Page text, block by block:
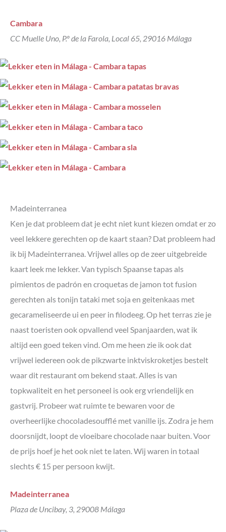
Cambara
CC Muelle Uno, P.º de la Farola, Local 65, 29016 Málaga
Madeinterranea
Ken je dat probleem dat je echt niet kunt kiezen omdat er zo
veel lekkere gerechten op de kaart staan? Dat probleem had
ik bij Madeinterranea. Vrijwel alles op de zeer uitgebreide
kaart leek me lekker. Van typisch Spaanse tapas als
pimientos de padrón en croquetas de jamon tot fusion
gerechten als tonijn tataki met soja en geitenkaas met
gecarameliseerde ui en peer in filodeeg. Op het terras zie je
naast toeristen ook opvallend veel Spanjaarden, wat ik
altijd een goed teken vind. Om me heen zie ik ook dat
vrijwel iedereen ook de pikzwarte inktviskroketjes bestelt
waar dit restaurant om bekend staat. Alles is van
topkwaliteit en het personeel is ook erg vriendelijk en
gastvrij. Probeer wat ruimte te bewaren voor de
overheerlijke chocoladesoufflé met vanille ijs. Zodra je hem
doorsnijdt, loopt de vloeibare chocolade naar buiten. Voor
de prijs hoef je het ook niet te laten. Wij waren in totaal
slechts € 15 per persoon kwijt.
Madeinterranea
Plaza de Uncibay, 3, 29008 Málaga